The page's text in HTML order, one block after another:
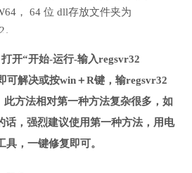
， 64 位 dll存放文件夹为
开“开始-运行-输入regsvr32
可解决或按win＋R键，输regsvr32
此方法相对第一种方法复杂很多，如
话，强烈建议使用第一种方法，用电
，一键修复即可。